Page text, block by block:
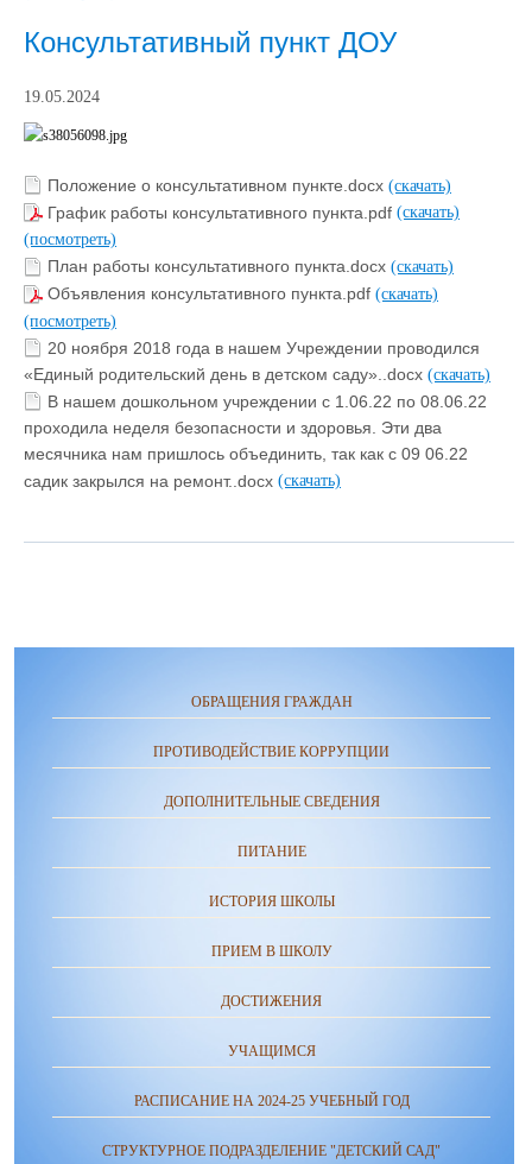
Консультативный пункт ДОУ
19.05.2024
Положение о консультативном пункте.docx (скачать)
График работы консультативного пункта.pdf (скачать)
(посмотреть)
План работы консультативного пункта.docx (скачать)
Объявления консультативного пункта.pdf (скачать)
(посмотреть)
20 ноября 2018 года в нашем Учреждении проводился
«Единый родительский день в детском саду»..docx (скачать)
В нашем дошкольном учреждении с 1.06.22 по 08.06.22
проходила неделя безопасности и здоровья. Эти два
месячника нам пришлось объединить, так как с 09 06.22
садик закрылся на ремонт..docx (скачать)
ОБРАЩЕНИЯ ГРАЖДАН
ПРОТИВОДЕЙСТВИЕ КОРРУПЦИИ
ДОПОЛНИТЕЛЬНЫЕ СВЕДЕНИЯ
ПИТАНИЕ
ИСТОРИЯ ШКОЛЫ
ПРИЕМ В ШКОЛУ
ДОСТИЖЕНИЯ
УЧАЩИМСЯ
РАСПИСАНИЕ НА 2024-25 УЧЕБНЫЙ ГОД
СТРУКТУРНОЕ ПОДРАЗДЕЛЕНИЕ "ДЕТСКИЙ САД"